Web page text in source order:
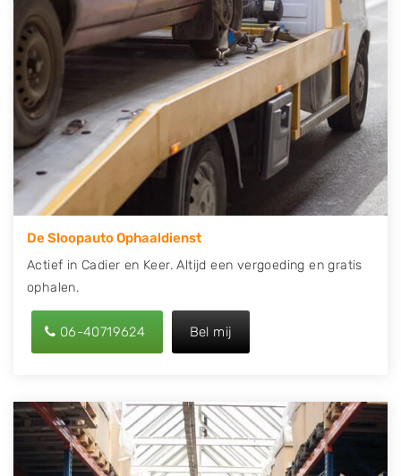
uw kenteken in en druk op verzenden.
Wij kunnen u helpen met de inkoop van auto's van
eigenlijk alle merken, zoals Alfa Romeo, Audi, BMW,
Chevrolet, Citroën, Dacia, Fiat, Ford, Honda, Hyundai,
Kia, Mazda, Mercedes Benz, Mitsubishi, Nissan, Opel,
Peugeot, Porsche, Renault, Seat, Skoda, Suzuki, Tesla,
Toyota, Volkswagen en Volvo.
De Sloopauto Ophaaldienst
Actief in Cadier en Keer. Altijd een vergoeding en gratis
ophalen.
06-40719624 Bel mij